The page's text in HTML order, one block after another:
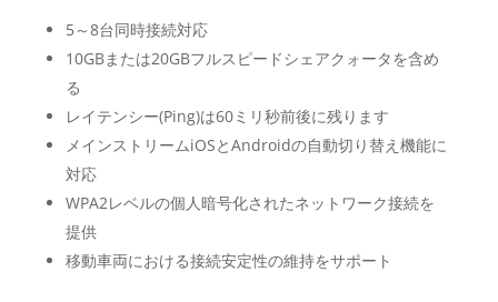
5～8台同時接続対応
10GBまたは20GBフルスピードシェアクォータを含め
る
レイテンシー(Ping)は60ミリ秒前後に残ります
メインストリームiOSとAndroidの自動切り替え機能に
対応
WPA2レベルの個人暗号化されたネットワーク接続を
提供
移動車両における接続安定性の維持をサポート